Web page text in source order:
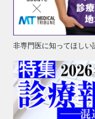
非専門医に知ってほしい